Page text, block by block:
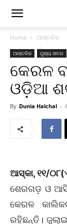
Home ଆଞ୍ଚଳିକ
ଆଞ୍ଚଳିକ ମୁଖ୍ୟ ଖବର
କେରଳ
ଓଡ଼ିଆ
By Dunia Halchal -
ଆସ୍କା, ୧୧/
ଶେରଗଡ଼ ଓ
କେରଳ
ରହିଛନ୍ତି।